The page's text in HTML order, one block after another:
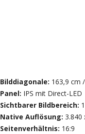
Bilddiagonale: 163,9 cm
Panel: IPS mit Direct-LED
Sichtbarer Bildbereich:
Native Auflösung: 3.840
Seitenverhältnis: 16:9